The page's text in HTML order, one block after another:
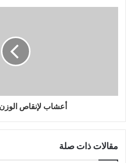
أعشاب لإنقاص
مقالات ذات صلة